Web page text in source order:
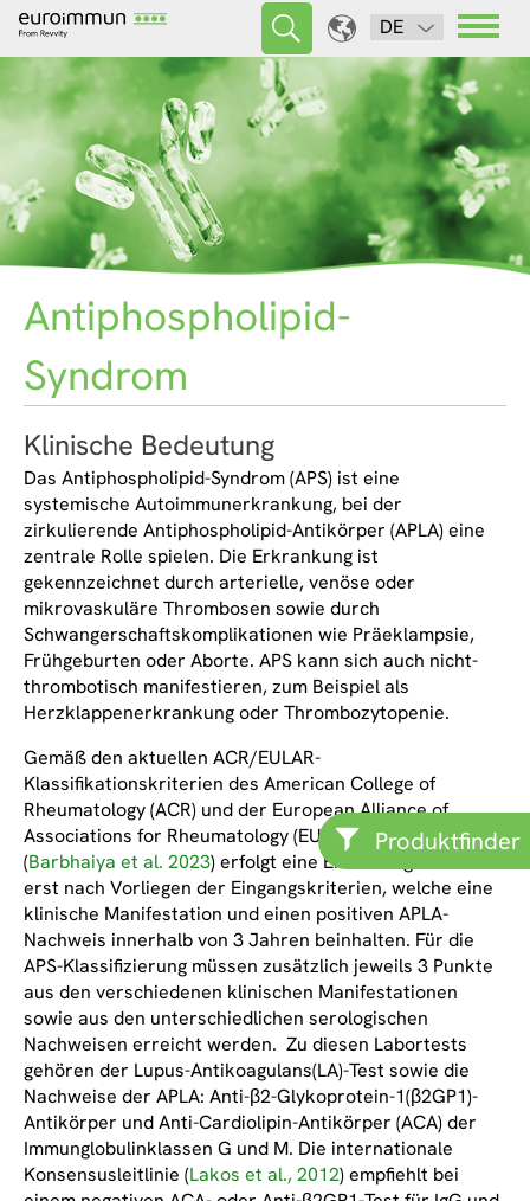
DE
Produktfinder
Antiphospholipid-
Syndrom
Klinische Bedeutung
Das Antiphospholipid-Syndrom (APS) ist eine
systemische Autoimmunerkrankung, bei der
zirkulierende Antiphospholipid-Antikörper (APLA) eine
zentrale Rolle spielen. Die Erkrankung ist
gekennzeichnet durch arterielle, venöse oder
mikrovaskuläre Thrombosen sowie durch
Schwangerschaftskomplikationen wie Präeklampsie,
Frühgeburten oder Aborte. APS kann sich auch nicht-
thrombotisch manifestieren, zum Beispiel als
Herzklappenerkrankung oder Thrombozytopenie.
Gemäß den aktuellen ACR/EULAR-
Klassifikationskriterien des American College of
Rheumatology (ACR) und der European Alliance of
Associations for Rheumatology (EULAR) von 2023
(Barbhaiya et al. 2023) erfolgt eine Einstufung als APS
erst nach Vorliegen der Eingangskriterien, welche eine
klinische Manifestation und einen positiven APLA-
Nachweis innerhalb von 3 Jahren beinhalten. Für die
APS-Klassifizierung müssen zusätzlich jeweils 3 Punkte
aus den verschiedenen klinischen Manifestationen
sowie aus den unterschiedlichen serologischen
Nachweisen erreicht werden. Zu diesen Labortests
gehören der Lupus-Antikoagulans(LA)-Test sowie die
Nachweise der APLA: Anti-β2-Glykoprotein-1(β2GP1)-
Antikörper und Anti-Cardiolipin-Antikörper (ACA) der
Immunglobulinklassen G und M. Die internationale
Konsensusleitlinie (Lakos et al., 2012) empfiehlt bei